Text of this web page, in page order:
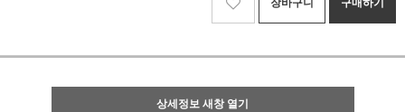
상세정보 새창 열기